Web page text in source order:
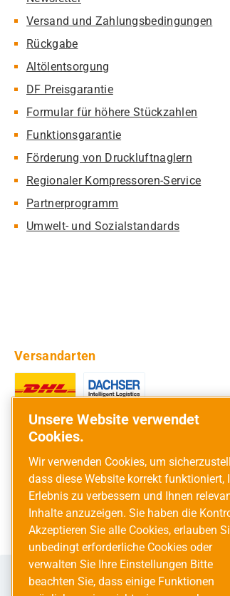
Versand und Zahlungsbedingungen
Rückgabe
Altölentsorgung
DF Preisgarantie
Formular für höhere Stückzahlen
Funktionsgarantie
Förderung von Druckluftnaglern
Regionaler Kompressoren-Service
Partnerprogramm
Umwelt- und Sozialstandards
Versandarten
Unsere Website verwendet
Cookies.
Wir verwenden Cookies, um
dass diese Website korrekt funktioniert,
Erlebnis zu verbessern und Ihnen
Inhalte anzuzeigen. Sie haben die
Akzeptieren Sie alle Cookies, erlauben
unbedingt erforderliche Cookies oder
verwalten Sie Ihre Einstellungen Bitte
beachten Sie, dass einige Funktionen